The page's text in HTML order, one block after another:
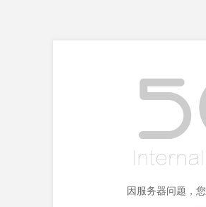
因服务器问题，